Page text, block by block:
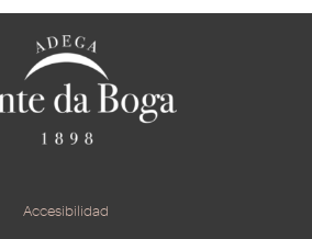
Accesibilidad